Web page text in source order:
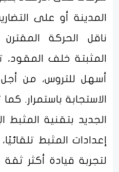
المدينة أو على
ناقل الحركة
المثبتة خلف المقود،
أسهل للتروس، من
الاستجابة باستمرار.
الجديد بتقنية المثبط
إعدادات المثبط
لتجربة قيادة أكثر